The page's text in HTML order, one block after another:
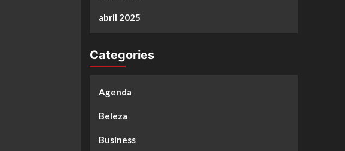
abril 2025
Categories
Agenda
Beleza
Business